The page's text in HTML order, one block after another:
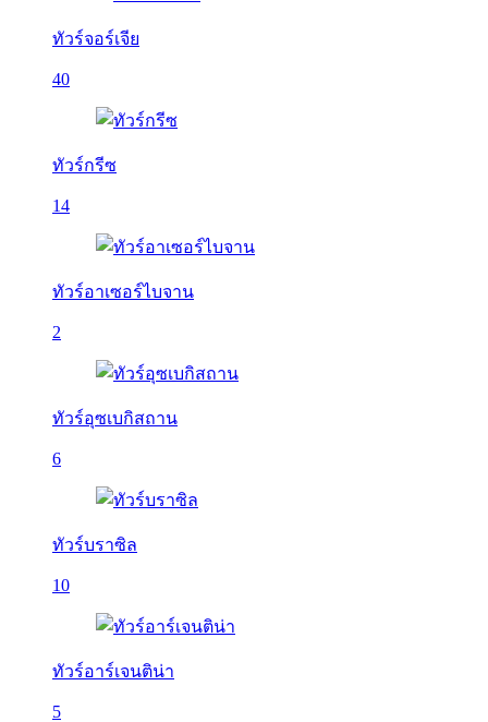
ทัวร์จอร์เจีย
40
ทัวร์กรีซ
14
ทัวร์อาเซอร์ไบจาน
2
ทัวร์อุซเบกิสถาน
6
ทัวร์บราซิล
10
ทัวร์อาร์เจนติน่า
5